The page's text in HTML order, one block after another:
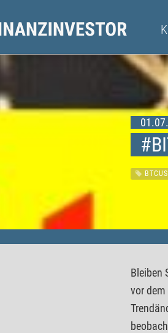
Bleiben
vor